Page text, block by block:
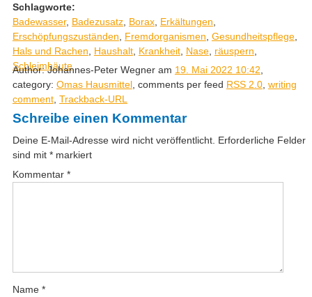
Schlagworte:
Badewasser, Badezusatz, Borax, Erkältungen
Erschöpfungszuständen
Fremdorganismen Gesundheitspflege,
Hals und Rachen
Haushalt, Krankheit, Nase, räuspern
Schleimhäute
Author: Johannes-Peter Wegner am 19. Mai 2022 10:42
category: Omas Hausmittel, comments per feed RSS 2.0, writing
comment, Trackback-URL
Schreibe einen Kommentar
Deine E-Mail-Adresse wird nicht veröffentlicht. Erforderliche Felder
sind mit *markiert
Kommentar *
Name *